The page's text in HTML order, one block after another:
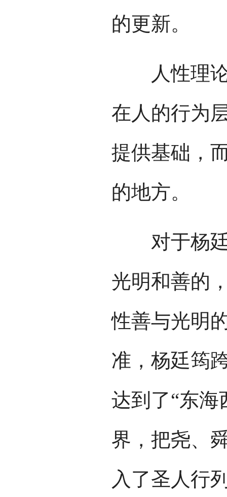
的更新。
人性理论
在人的行为
提供基础，
的地方。
对于杨廷
光明和善的
性善与光明
准，杨廷筠
达到了“东海
界，把尧、
入了圣人行